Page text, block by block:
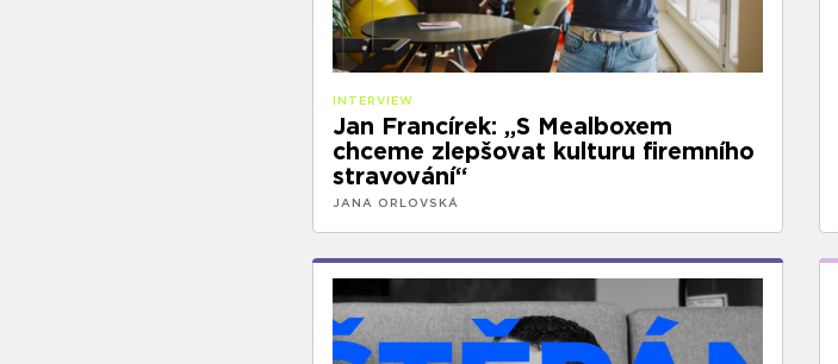
INTERVIEW
Jan Francírek: „S Mealboxem
chceme zlepšovat kulturu firemního
stravování“
JANA ORLOVSKÁ